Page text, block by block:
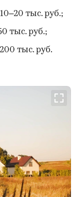
тыс. руб.;
тыс. руб.;
тыс. руб.